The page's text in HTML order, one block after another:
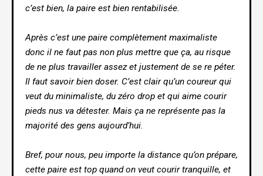
c’est bien, la paire est bien rentabilisée.
Après c’est une paire complètement maximaliste
donc il ne faut pas non plus mettre que ça, au risque
de ne plus travailler assez et justement de se re péter.
Il faut savoir bien doser. C’est clair qu’un coureur qui
veut du minimaliste, du zéro drop et qui aime courir
pieds nus va détester. Mais ça ne représente pas la
majorité des gens aujourd’hui.
Bref, pour nous, peu importe la distance qu’on prépare,
cette paire est top quand on veut courir tranquille, et